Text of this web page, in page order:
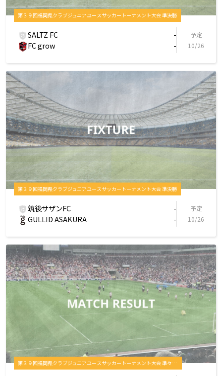
第３９回福岡県クラブジュニアユースサッカートーナメント大会 準決勝
SALTZ FC -
FC grow -
予定
10/26
第３９回福岡県クラブジュニアユースサッカートーナメント大会 準決勝
筑後サザンFC -
GULLID ASAKURA -
予定
10/26
第３９回福岡県クラブジュニアユースサッカートーナメント大会 準々決勝